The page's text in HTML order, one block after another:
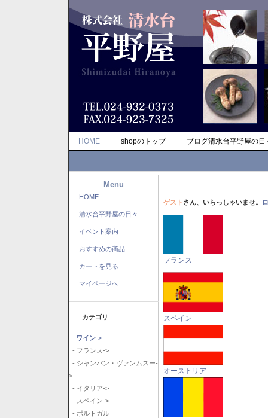
HOME shopのトップ ブログ清水台平野屋の日
Menu
HOME
清水台平野屋の日々
イベント案内
おすすめの商品
カートを見る
マイページへ
カテゴリ
ワイン->
- フランス->
- シャンパン・ヴァンムスー-
>
- イタリア->
- スペイン->
- ポルトガル
ゲスト さん、いらっしゃいませ。
フランス
スペイン
オーストリア